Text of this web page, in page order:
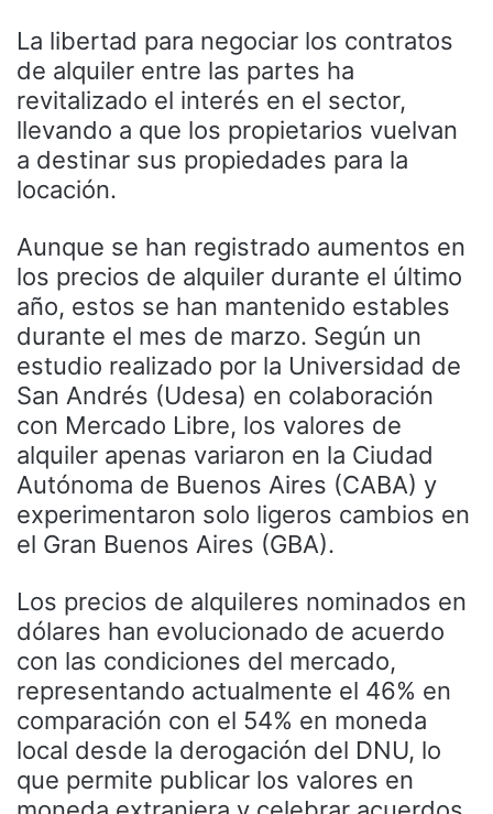
La libertad para negociar los contratos
de alquiler entre las partes ha
revitalizado el interés en el sector,
llevando a que los propietarios vuelvan
a destinar sus propiedades para la
locación.
Aunque se han registrado aumentos en
los precios de alquiler durante el último
año, estos se han mantenido estables
durante el mes de marzo. Según un
estudio realizado por la Universidad de
San Andrés (Udesa) en colaboración
con Mercado Libre, los valores de
alquiler apenas variaron en la Ciudad
Autónoma de Buenos Aires (CABA) y
experimentaron solo ligeros cambios en
el Gran Buenos Aires (GBA).
Los precios de alquileres nominados en
dólares han evolucionado de acuerdo
con las condiciones del mercado,
representando actualmente el 46% en
comparación con el 54% en moneda
local desde la derogación del DNU, lo
que permite publicar los valores en